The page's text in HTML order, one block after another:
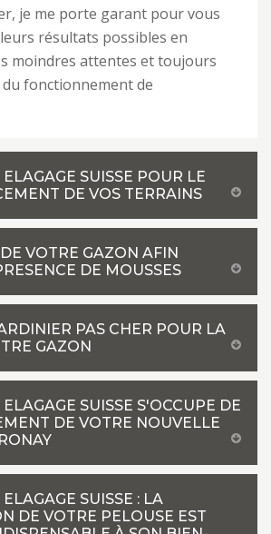
je me porte garant pour vous
résultats possibles en
moindres attentes et toujours
fonctionnement de
SUISSE POUR LE
DE VOS TERRAINS
VOTRE GAZON AFIN
DE MOUSSES
PAS CHER POUR LA
GAZON
SUISSE S'OCCUPE DE
DE VOTRE NOUVELLE
SUISSE : LA
DE VOTRE PELOUSE EST